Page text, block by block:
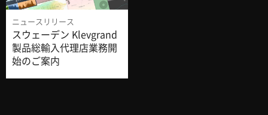
ニュースリリース
スウェーデン Klevgrand
製品総輸入代理店業務開
始のご案内